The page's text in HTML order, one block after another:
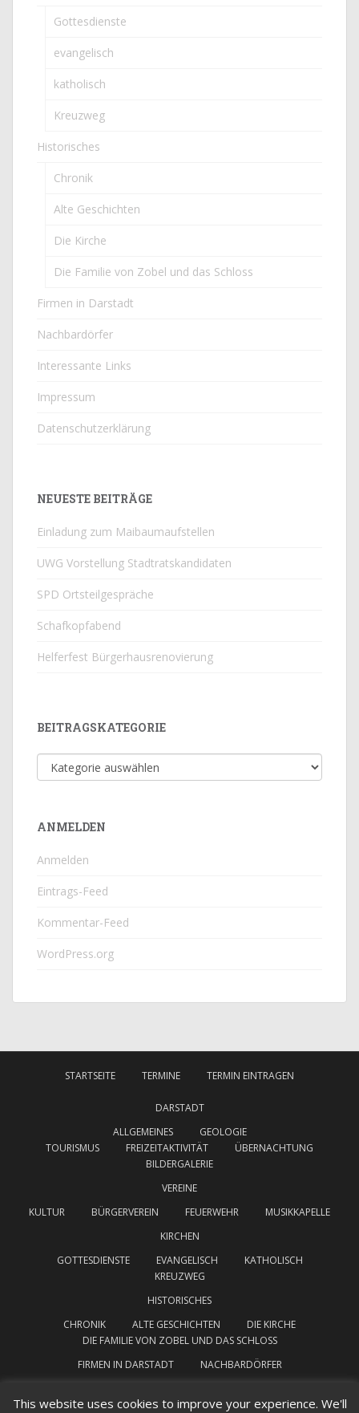
Gottesdienste
evangelisch
katholisch
Kreuzweg
Historisches
Chronik
Alte Geschichten
Die Kirche
Die Familie von Zobel und das Schloss
Firmen in Darstadt
Nachbardörfer
Interessante Links
Impressum
Datenschutzerklärung
NEUESTE BEITRÄGE
Einladung zum Maibaumaufstellen
UWG Vorstellung Stadtratskandidaten
SPD Ortsteilgespräche
Schafkopfabend
Helferfest Bürgerhausrenovierung
BEITRAGSKATEGORIE
Beitragskategorie
ANMELDEN
Anmelden
Eintrags-Feed
Kommentar-Feed
WordPress.org
STARTSEITE TERMINE TERMIN EINTRAGEN
DARSTADT
ALLGEMEINES
GEOLOGIE
TOURISMUS
FREIZEITAKTIVITÄT
ÜBERNACHTUNG
BILDERGALERIE
VEREINE
KULTUR
BÜRGERVEREIN FEUERWEHR
MUSIKKAPELLE
KIRCHEN
GOTTESDIENSTE
EVANGELISCH
KATHOLISCH
KREUZWEG
HISTORISCHES
CHRONIK
ALTE GESCHICHTEN
DIE KIRCHE
DIE FAMILIE VON ZOBEL UND DAS SCHLOSS
FIRMEN IN DARSTADT
NACHBARDÖRFER
INTERESSANTE LINKS
This website uses cookies to improve your experience. We'll